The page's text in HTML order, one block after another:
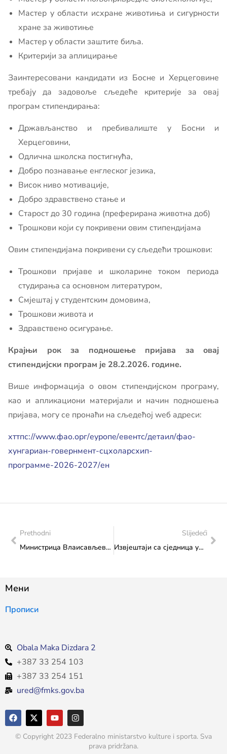
Мастер у области исхране животиња и сигурности
хране за животиње
Мастер у области заштите биља.
Критерији за аплицирање
Заинтересовани кандидати из Босне и Херцеговине
требају да задовоље сљедеће критерије за овај
програм стипендирања:
Држављанство и пребивалиште у Босни и
Херцеговини,
Одлична школска постигнућа,
Добро познавање енглеског језика,
Висок ниво мотивације,
Добро здравствено стање и
Старост до 30 година (преферирана животна доб)
Трошкови који су покривени овим стипендијама
Овим стипендијама покривени су сљедећи трошкови:
Трошкови пријаве и школарине током периода
студирања са основном литературом,
Смјештај у студентским домовима,
Трошкови живота и
Здравствено осигурање.
Крајњи рок за подношење пријава за овај
стипендијски програм је 28.2.2026. године.
Више информација о овом стипендијском програму,
као и апликациони материјали и начин подношења
пријава, могу се пронаћи на сљедећој wеб адреси:
хттпс://www.фао.орг/еуропе/евентс/детаил/фао-
хунгариан-говернмент-сцхоларсхип-
программе-2026-2027/ен
Prethodni
Министрица Влаисављевић разговарала са представницима БХРТ-а о фестивалу „Мали шлагер 2026“
Slijedeći
Извјештаји са сједница управних одбора Фондације за издаваштво, Фондације за библиотечку ђелатност, Фондације за музичке, сценске и ликовне умјетности и Фондације за кинематографију у 2025. и 2026. години
Мени
Прописи
Obala Maka Dizdara 2
+387 33 254 103
+387 33 254 151
ured@fmks.gov.ba
© Copyright 2023 Federalno ministarstvo kulture i sporta. Sva
prava pridržana.